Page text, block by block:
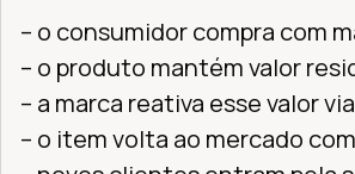
– o consumidor compra com
– o produto mantém valor
– a marca reativa esse valor
– o item volta ao mercado